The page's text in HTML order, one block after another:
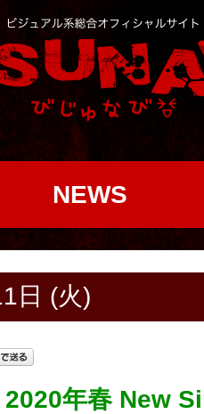
NEWS
日 (火)
2020年春 New